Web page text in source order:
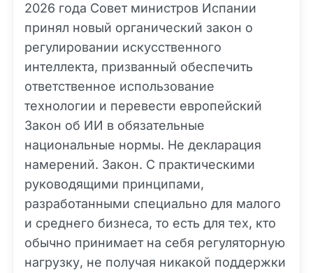
2026 года Совет министров Испании
принял новый органический закон о
регулировании искусственного
интеллекта, призванный обеспечить
ответственное использование
технологии и перевести европейский
Закон об ИИ в обязательные
национальные нормы. Не декларация
намерений. Закон. С практическими
руководящими принципами,
разработанными специально для малого
и среднего бизнеса, то есть для тех, кто
обычно принимает на себя регуляторную
нагрузку, не получая никакой поддержки